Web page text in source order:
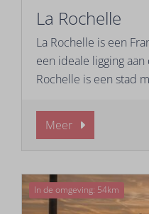
La Rochelle
La Rochelle is een
een ideale ligging
Rochelle is een stad
Meer
In de omgeving: 54km